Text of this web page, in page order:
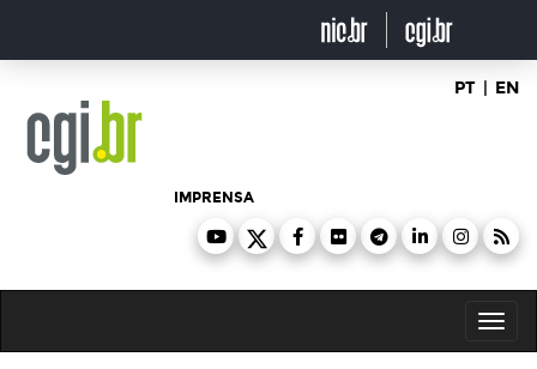
o
PT | EN
IMPRENSA